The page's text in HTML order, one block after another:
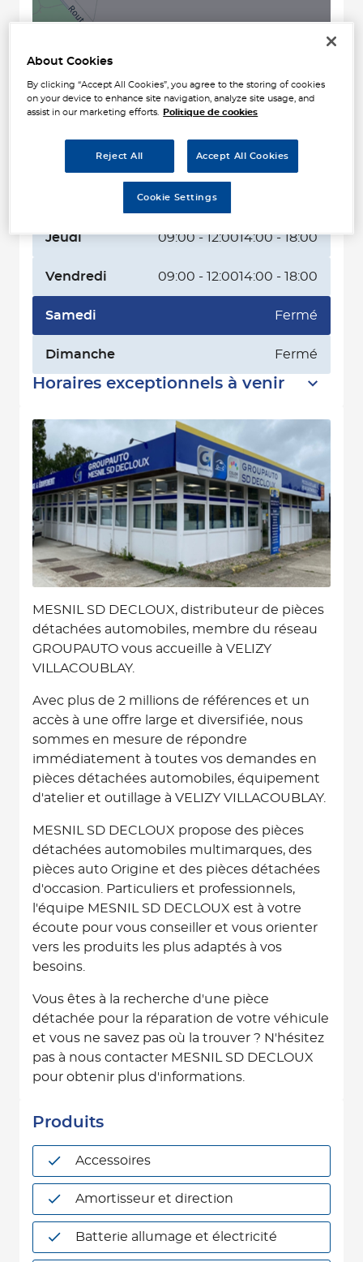
Horaires d'ouverture
09:00 - 12:0014:00 - 18:00
09:00 - 12:0014:00 - 18:00
09:00 - 12:00
Jeudi 09:00 - 12:0014:00 - 18:00
Vendredi 09:00 - 12:0014:00 - 18:00
Samedi Fermé
Dimanche Fermé
Horaires exceptionnels à venir
MESNIL SD DECLOUX, distributeur de pièces
détachées automobiles, membre du réseau
GROUPAUTO vous accueille à VELIZY
VILLACOUBLAY.
Avec plus de 2 millions de références et un
accès à une offre large et diversifiée, nous
sommes en mesure de répondre
immédiatement à toutes vos demandes en
pièces détachées automobiles, équipement
d'atelier et outillage à VELIZY VILLACOUBLAY.
MESNIL SD DECLOUX propose des pièces
détachées automobiles multimarques, des
pièces auto Origine et des pièces détachées
d'occasion. Particuliers et professionnels,
l'équipe MESNIL SD DECLOUX est à votre
écoute pour vous conseiller et vous orienter
vers les produits les plus adaptés à vos
besoins.
Vous êtes à la recherche d'une pièce
détachée pour la réparation de votre véhicule
et vous ne savez pas où la trouver ? N'hésitez
pas à nous contacter MESNIL SD DECLOUX
pour obtenir plus d'informations.
Produits
Accessoires
Amortisseur et direction
Batterie allumage et électricité
About Cookies
By clicking “Accept All Cookies”, you agree to the storing of cookies
on your device to enhance site navigation, analyze site usage, and
assist in our marketing efforts.
Politique de cookies
Reject All Accept All Cookies
Cookie Settings